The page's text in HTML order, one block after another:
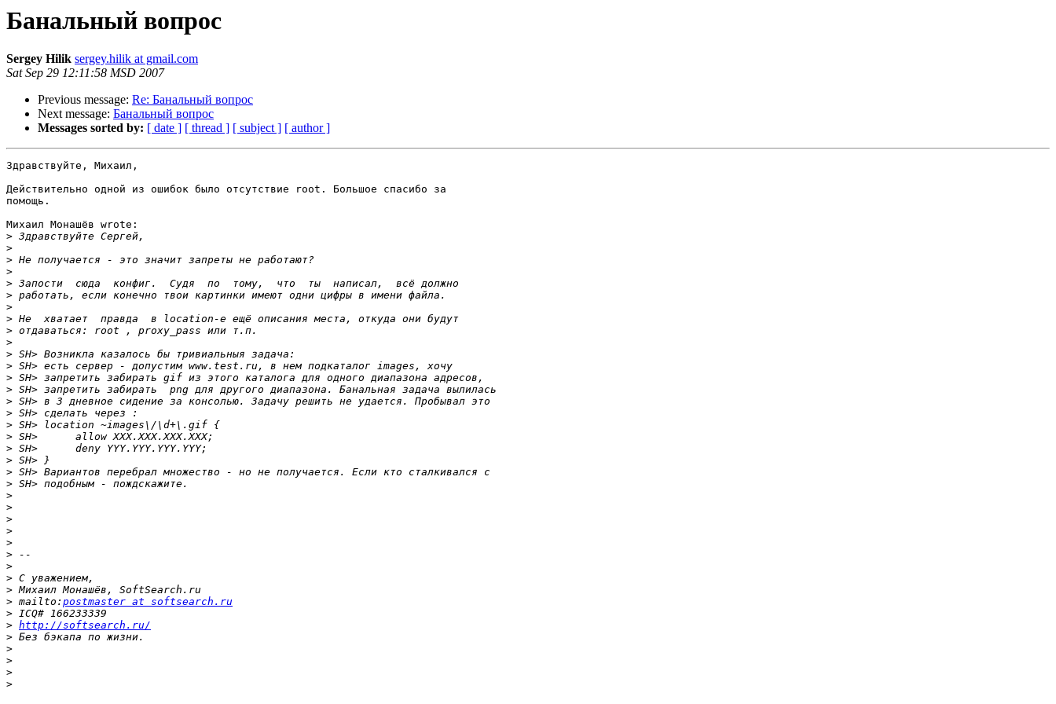
Банальный вопрос
Sergey Hilik sergey.hilik at gmail.com
Sat Sep 29 12:11:58 MSD 2007
Previous message: Re: Банальный вопрос
Next message: Банальный вопрос
Messages sorted by: [ date ] [ thread ] [ subject ] [ author ]
Здравствуйте, Михаил,
Действительно одной из ошибок было отсутствие root. Большое спасибо за
помощь.
Михаил Монашёв wrote:
>
>
>
>
>
>
>
>
>
>
>
>
>
>
>
>
>
>
>
>
>
>
>
>
>
>
>
>
>
>
>
> mailto: postmaster at softsearch.ru
>
> http://softsearch.ru/
>
>
>
>
>